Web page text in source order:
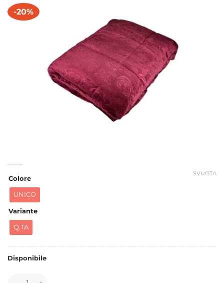
-20%
Colore
UNICO
Variante
Q.TA
SVUOTA
Disponibile
150564 quantità